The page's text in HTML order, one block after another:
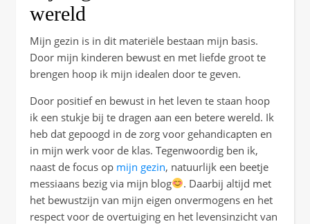
wereld
Mijn gezin is in dit materiële bestaan mijn basis.
Door mijn kinderen bewust en met liefde groot te
brengen hoop ik mijn idealen door te geven.
Door positief en bewust in het leven te staan hoop
ik een stukje bij te dragen aan een betere wereld. Ik
heb dat gepoogd in de zorg voor gehandicapten en
in mijn werk voor de klas. Tegenwoordig ben ik,
naast de focus op mijn gezin, natuurlijk een beetje
messiaans bezig via mijn blog
. Daarbij altijd met
het bewustzijn van mijn eigen onvermogens en het
respect voor de overtuiging en het levensinzicht van